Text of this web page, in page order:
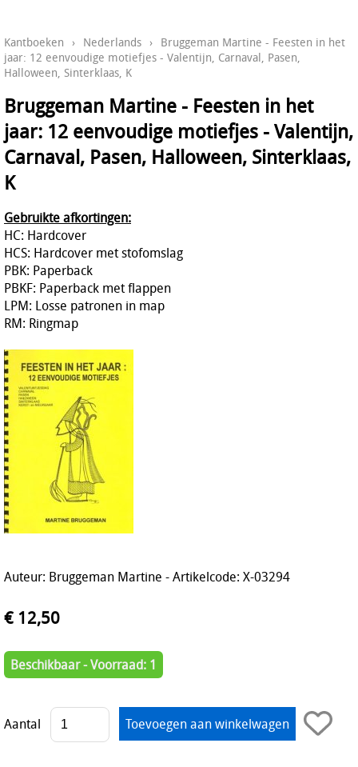
Kantboeken › Nederlands › Bruggeman Martine - Feesten in het
jaar: 12 eenvoudige motiefjes - Valentijn, Carnaval, Pasen,
Halloween, Sinterklaas, K
Bruggeman Martine - Feesten in het
jaar: 12 eenvoudige motiefjes - Valentijn,
Carnaval, Pasen, Halloween, Sinterklaas,
K
Gebruikte afkortingen:
HC: Hardcover
HCS: Hardcover met stofomslag
PBK: Paperback
PBKF: Paperback met flappen
LPM: Losse patronen in map
RM: Ringmap
Auteur: Bruggeman Martine - Artikelcode: X-03294
€ 12,50
Beschikbaar - Voorraad: 1
Aantal